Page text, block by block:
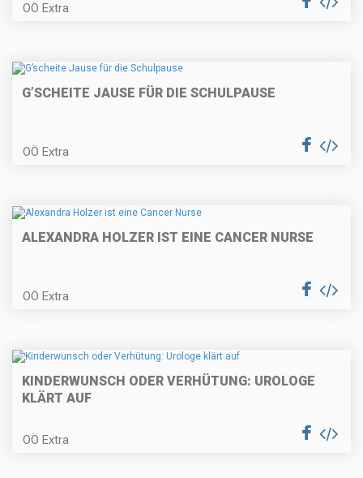
OÖ Extra
G’SCHEITE JAUSE FÜR DIE SCHULPAUSE
OÖ Extra
ALEXANDRA HOLZER IST EINE CANCER NURSE
OÖ Extra
KINDERWUNSCH ODER VERHÜTUNG: UROLOGE
KLÄRT AUF
OÖ Extra